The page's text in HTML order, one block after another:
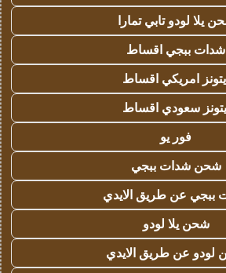
يلا لودو تابي تمارا
شدات ببجي اقساط
امريكي اقساط
سعودي اقساط
فور يو
شحن شدات ببجي
ببجي عن طريق الايدي
شحن يلا لودو
لودو عن طريق الايدي